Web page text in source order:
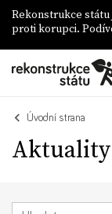
Rekonstrukce státu
proti korupci.
Úvodní strana
Aktuality